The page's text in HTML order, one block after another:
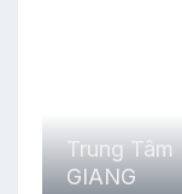
Trung Tâm
GIANG